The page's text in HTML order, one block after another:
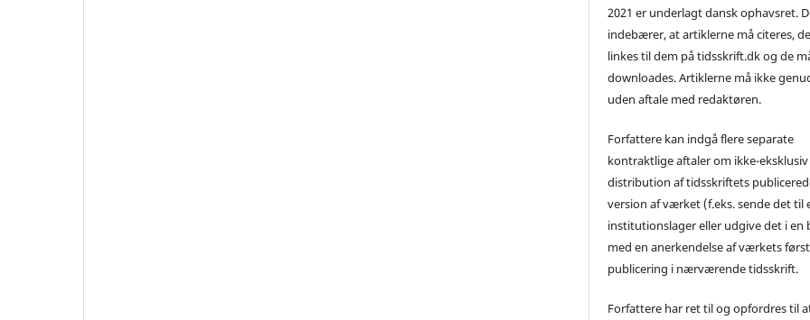
2021 er underlagt dansk ophavsret.
indebærer, at artiklerne må citeres,
linkes til dem på tidsskrift.dk og de
downloades. Artiklerne må ikke
uden aftale med redaktøren.
Forfattere kan indgå flere separate
kontraktlige aftaler om ikke-eksklusiv
distribution af tidsskriftets
version af værket (f.eks. sende det til
institutionslager eller udgive det i en
med en anerkendelse af værkets
publicering i nærværende tidsskrift.
Forfattere har ret til og opfordres til